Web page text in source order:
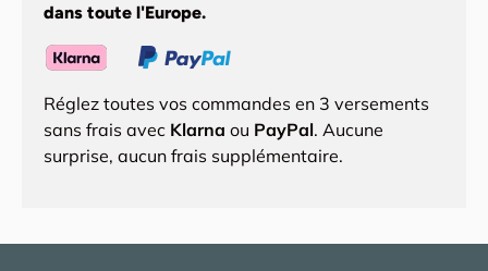
dans toute l'Europe.
Réglez toutes vos commandes en 3 versements
sans frais avec Klarna ou PayPal. Aucune
surprise, aucun frais supplémentaire.